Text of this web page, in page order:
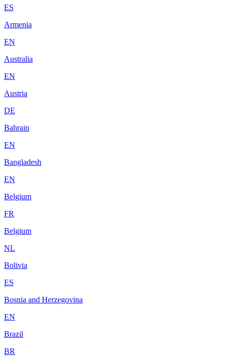
ES
Armenia
EN
Australia
EN
Austria
DE
Bahrain
EN
Bangladesh
EN
Belgium
FR
Belgium
NL
Bolivia
ES
Bosnia and Herzegovina
EN
Brazil
BR